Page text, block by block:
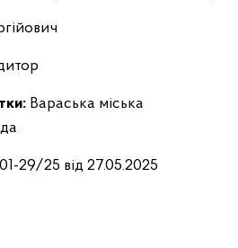
Вараська міська
29/25 від 27.05.2025